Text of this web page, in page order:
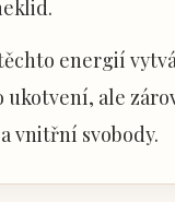
energií
ukotvení, ale
vnitřní svobody.